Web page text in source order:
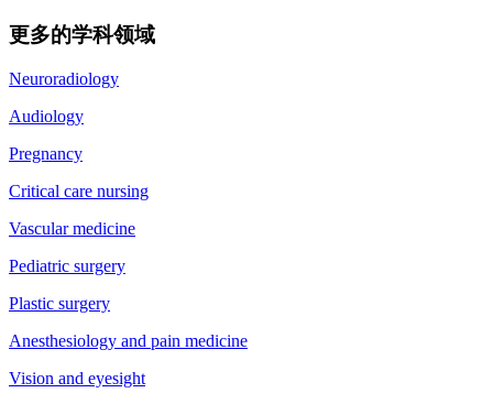
更多的学科领域
Neuroradiology
Audiology
Pregnancy
Critical care nursing
Vascular medicine
Pediatric surgery
Plastic surgery
Anesthesiology and pain medicine
Vision and eyesight